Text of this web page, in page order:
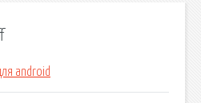
android